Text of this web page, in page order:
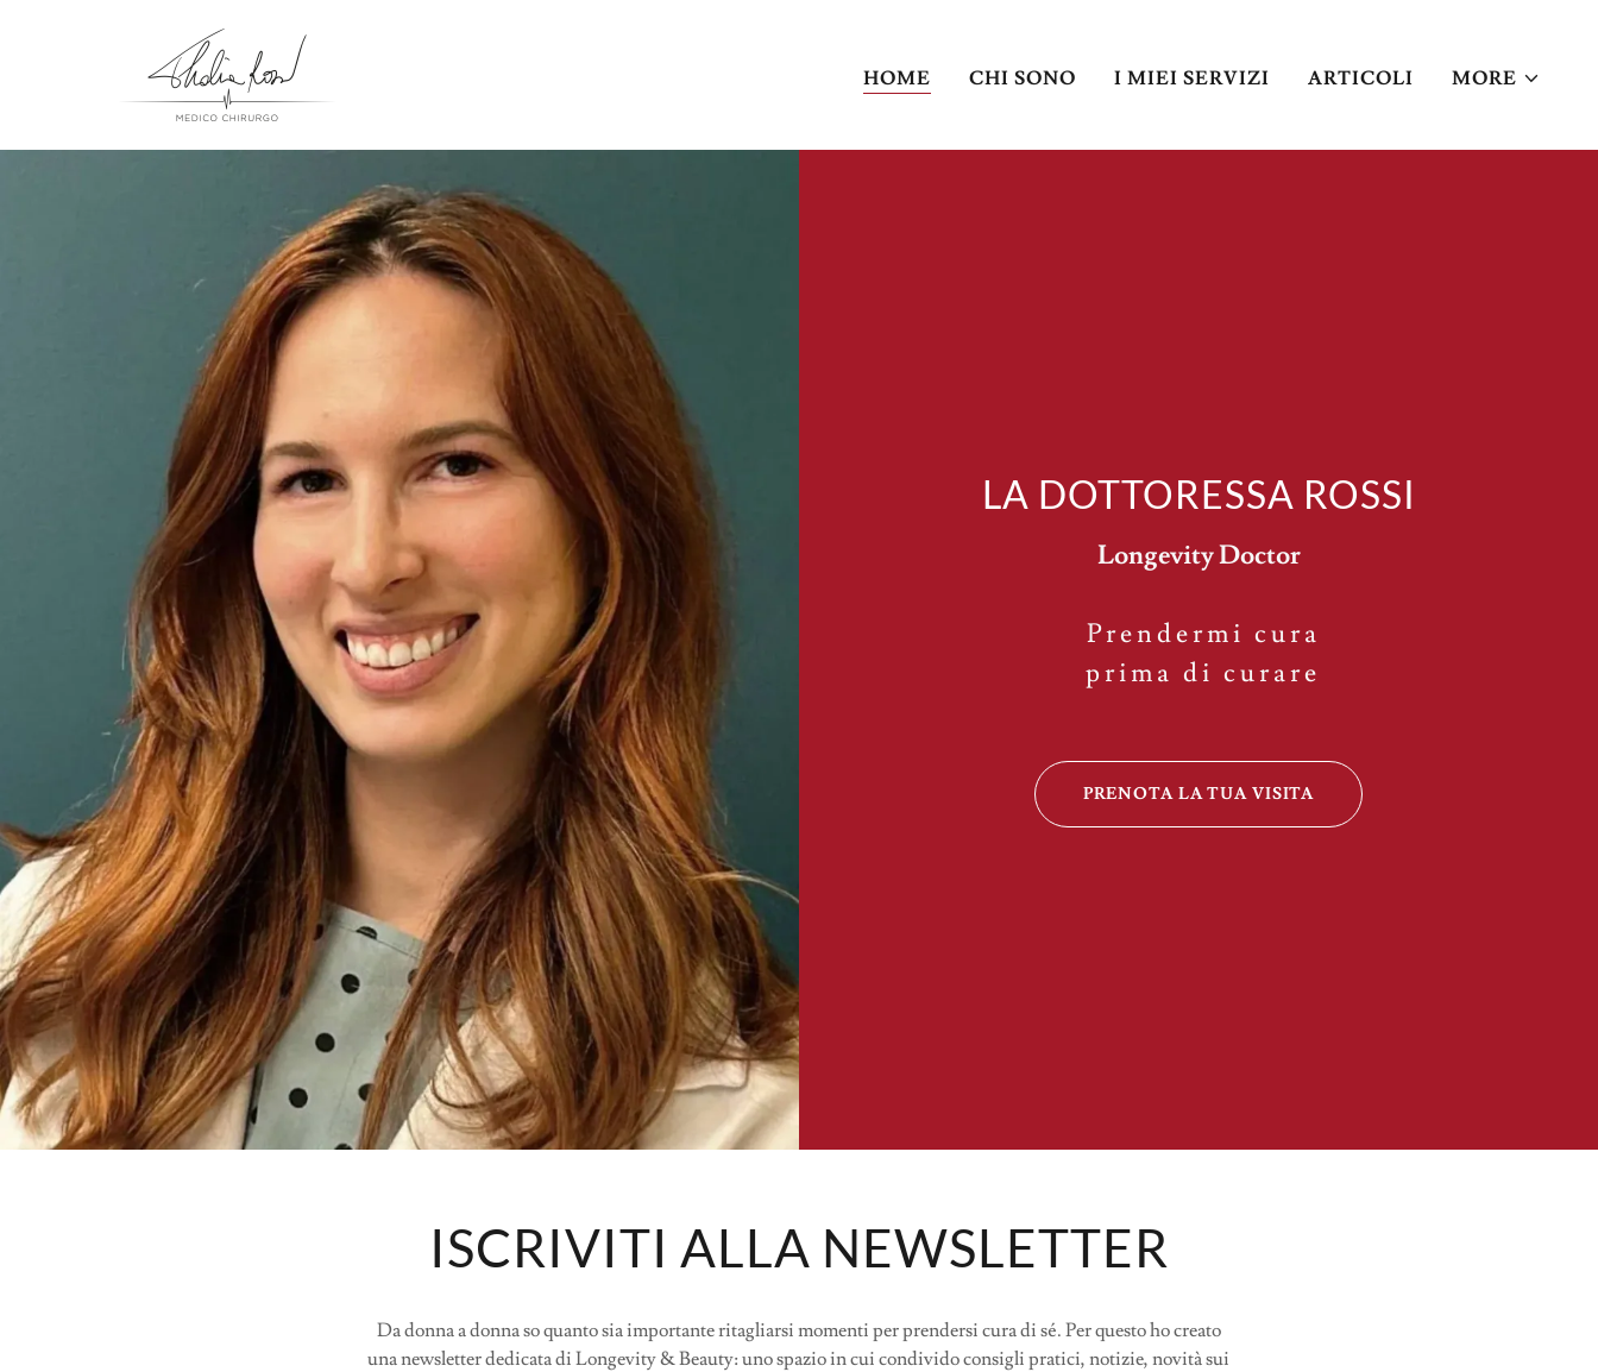
HOME CHI SONO I MIEI SERVIZI ARTICOLI MORE
LA DOTTORESSA ROSSI
Longevity Doctor
P r e n d e r m i c u r a
p r i m a d i c u r a r e
PRENOTA LA TUA VISITA
ISCRIVITI ALLA NEWSLETTER
Da donna a donna so quanto sia importante ritagliarsi momenti per prendersi cura di sé. Per questo ho creato
una newsletter dedicata di Longevity & Beauty: uno spazio in cui condivido consigli pratici, notizie, novità sui